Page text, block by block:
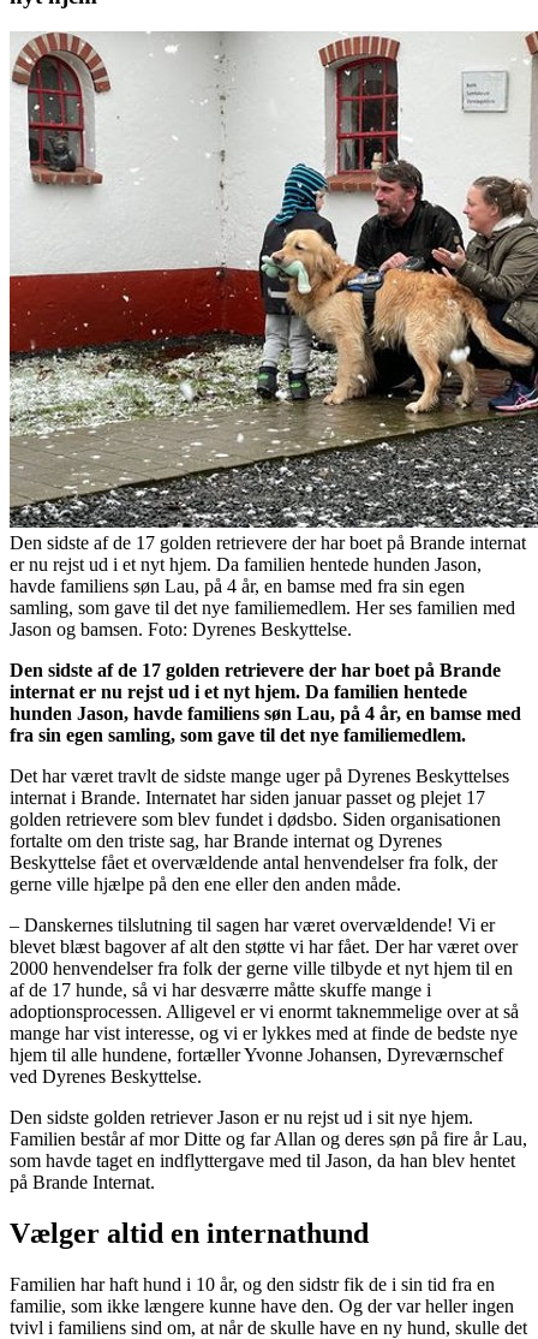
Den sidste af de 17 golden retrievere der har boet på Brande internat
er nu rejst ud i et nyt hjem. Da familien hentede hunden Jason,
havde familiens søn Lau, på 4 år, en bamse med fra sin egen
samling, som gave til det nye familiemedlem. Her ses familien med
Jason og bamsen. Foto: Dyrenes Beskyttelse.
Den sidste af de 17 golden retrievere der har boet på Brande
internat er nu rejst ud i et nyt hjem. Da familien hentede
hunden Jason, havde familiens søn Lau, på 4 år, en bamse med
fra sin egen samling, som gave til det nye familiemedlem.
Det har været travlt de sidste mange uger på Dyrenes Beskyttelses
internat i Brande. Internatet har siden januar passet og plejet 17
golden retrievere som blev fundet i dødsbo. Siden organisationen
fortalte om den triste sag, har Brande internat og Dyrenes
Beskyttelse fået et overvældende antal henvendelser fra folk, der
gerne ville hjælpe på den ene eller den anden måde.
– Danskernes tilslutning til sagen har været overvældende! Vi er
blevet blæst bagover af alt den støtte vi har fået. Der har været over
2000 henvendelser fra folk der gerne ville tilbyde et nyt hjem til en
af de 17 hunde, så vi har desværre måtte skuffe mange i
adoptionsprocessen. Alligevel er vi enormt taknemmelige over at så
mange har vist interesse, og vi er lykkes med at finde de bedste nye
hjem til alle hundene, fortæller Yvonne Johansen, Dyreværnschef
ved Dyrenes Beskyttelse.
Den sidste golden retriever Jason er nu rejst ud i sit nye hjem.
Familien består af mor Ditte og far Allan og deres søn på fire år Lau,
som havde taget en indflyttergave med til Jason, da han blev hentet
på Brande Internat.
Vælger altid en internathund
Familien har haft hund i 10 år, og den sidstr fik de i sin tid fra en
familie, som ikke længere kunne have den. Og der var heller ingen
tvivl i familiens sind om, at når de skulle have en ny hund, skulle det